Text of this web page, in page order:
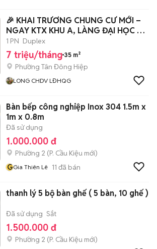
🎉 KHAI TRƯƠNG CHUNG CƯ MỚI –
NGAY KTX KHU A, LÀNG ĐẠI HỌC 🎉
📍 Tân Lập
1 PN Duplex
7 triệu/tháng 35 m²
Phường Tân Đông Hiệp
LONG CHDV LĐHQG
Bàn bếp công nghiệp Inox 304 1.5m x
1m x 0.8m
Đã sử dụng
1.000.000 đ
Phường 2 (P. Cầu Kiệu mới)
GGia Thiên Lê 11 đã bán
thanh lý 5 bộ bàn ghế ( 5 bàn, 10 ghế )
Đã sử dụng Sắt
1.500.000 đ
Phường 2 (P. Cầu Kiệu mới)